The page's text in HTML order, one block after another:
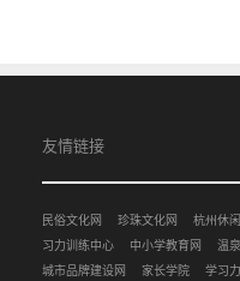
友情链接
民俗文化网 珍珠文化网 杭州休
习力训练中心
中小学教育网 温
城市品牌建设网
家长学院 学习